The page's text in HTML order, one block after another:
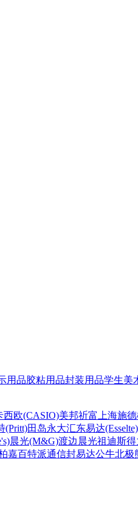
用品胶粘用品封装用品学生美
西欧(CASIO)美邦祈富 上海施
(Pritt)田岛永大汇东易达(Esselte)
晨光(M&G)渡边 晨光祖迪斯得
嘉百特派通信封易达公牛北极